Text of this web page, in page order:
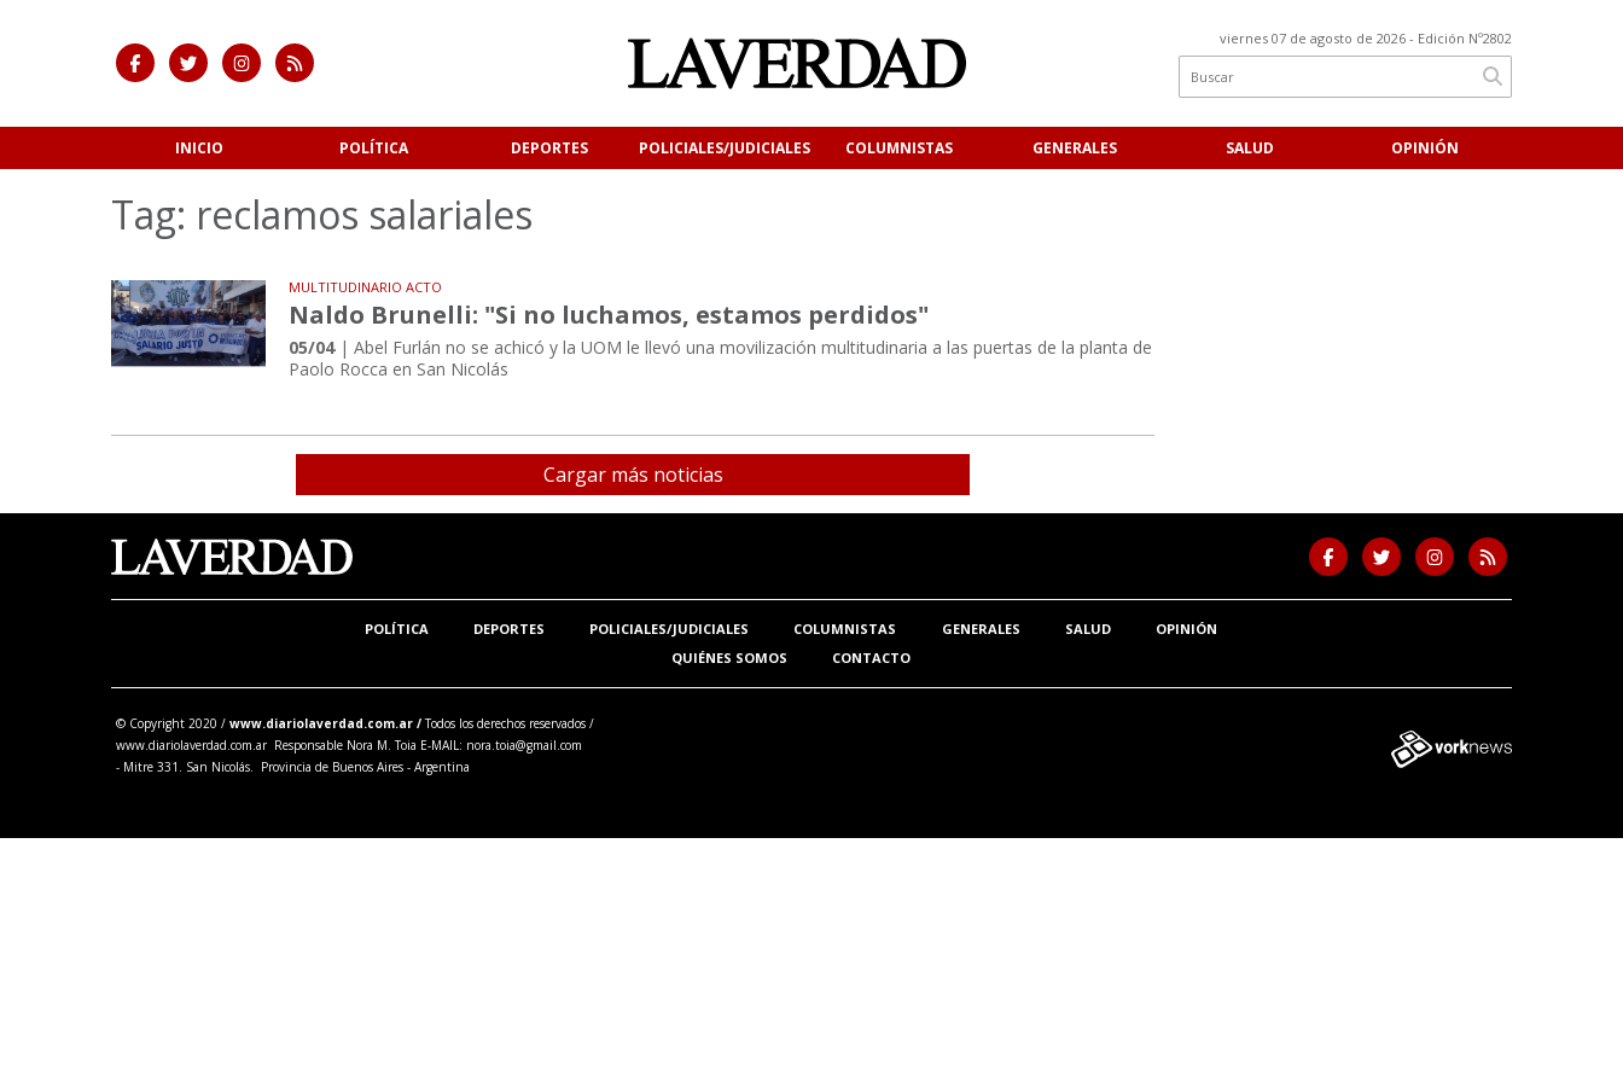
viernes 07 de agosto de 2026 - Edición Nº2802
INICIO POLÍTICA DEPORTES POLICIALES/JUDICIALES COLUMNISTAS GENERALES SALUD OPINIÓN
Tag: reclamos salariales
MULTITUDINARIO ACTO
Naldo Brunelli: "Si no luchamos, estamos perdidos"
05/04| Abel Furlán no se achicó y la UOM le llevó una movilización multitudinaria a las puertas de la planta de
Paolo Rocca en San Nicolás
Cargar más noticias
POLÍTICA DEPORTES POLICIALES/JUDICIALES COLUMNISTAS GENERALES SALUD
OPINIÓN
QUIÉNES SOMOS
CONTACTO
© Copyright 2020 / www.diariolaverdad.com.ar /Todos los derechos reservados /
www.diariolaverdad.com.ar Responsable Nora M. Toia E-MAIL: nora.toia@gmail.com
- Mitre 331. San Nicolás. Provincia de Buenos Aires - Argentina